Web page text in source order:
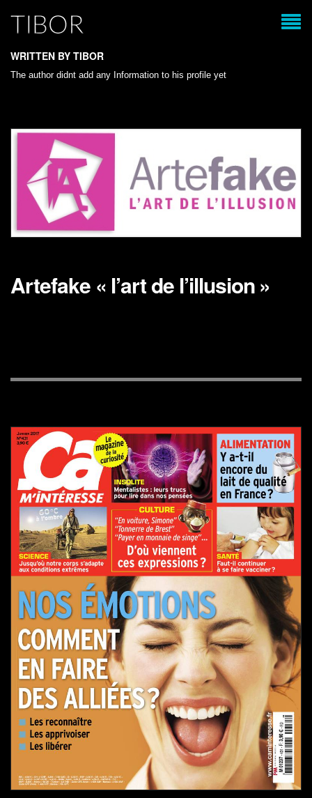
WRITTEN BY TIBOR
The author didnt add any Information to his profile yet
Artefake « l’art de l’illusion »